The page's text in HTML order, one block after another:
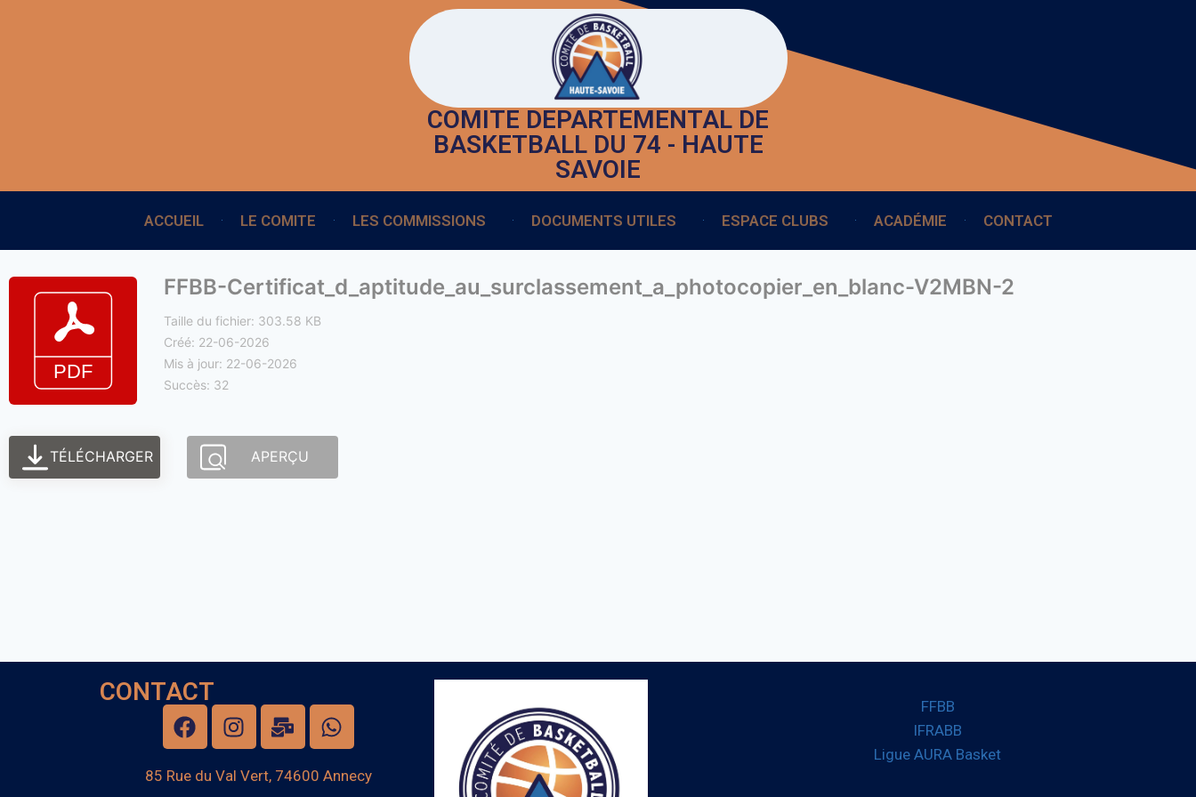
COMITE DEPARTEMENTAL DE
BASKETBALL DU 74 - HAUTE
SAVOIE
ACCUEIL LE COMITE LES COMMISSIONS DOCUMENTS UTILES ESPACE CLUBS ACADÉMIE CONTACT
FFBB-Certificat_d_aptitude_au_surclassement_a_photocopier_en_blanc-V2MBN-2
Taille du fichier: 303.58 KB
Créé: 22-06-2026
Mis à jour: 22-06-2026
Succès: 32
TÉLÉCHARGER APERÇU
CONTACT
85 Rue du Val Vert, 74600 Annecy
FFBB
IFRABB
Ligue AURA Basket